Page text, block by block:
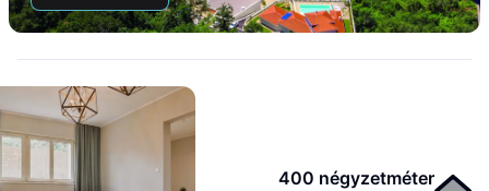
400 négyzetméter